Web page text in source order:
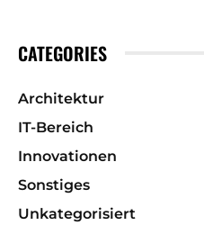
CATEGORIES
Architektur
IT-Bereich
Innovationen
Sonstiges
Unkategorisiert